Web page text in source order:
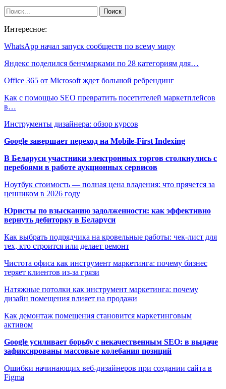
Интересное:
WhatsApp начал запуск сообществ по всему миру
Яндекс поделился бенчмарками по 28 категориям для…
Office 365 от Microsoft ждет большой ребрендинг
Как с помощью SEO превратить посетителей маркетплейсов
в…
Инструменты дизайнера: обзор курсов
Google завершает переход на Mobile-First Indexing
В Беларуси участники электронных торгов столкнулись с
перебоями в работе аукционных сервисов
Ноутбук стоимость — полная цена владения: что прячется за
ценником в 2026 году
Юристы по взысканию задолженности: как эффективно
вернуть дебиторку в Беларуси
Как выбрать подрядчика на кровельные работы: чек-лист для
тех, кто строится или делает ремонт
Чистота офиса как инструмент маркетинга: почему бизнес
теряет клиентов из-за грязи
Натяжные потолки как инструмент маркетинга: почему
дизайн помещения влияет на продажи
Как демонтаж помещения становится маркетинговым
активом
Google усиливает борьбу с некачественным SEO: в выдаче
зафиксированы массовые колебания позиций
Ошибки начинающих веб-дизайнеров при создании сайта в
Figma